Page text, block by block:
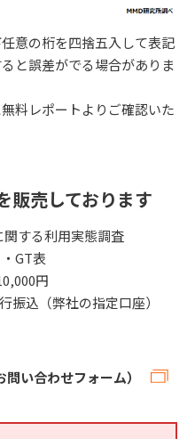
意の桁を四捨五入して表記
と誤差がでる場合がありま
料レポートよりご確認いた
販売しております
する利用実態調査
GT表
円
振込（弊社の指定口座）
い合わせフォーム）